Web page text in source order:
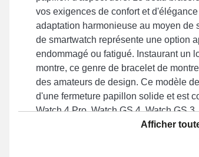
vos exigences de confort et
adaptation harmonieuse au moyen de
de smartwatch représente une option
endommagé ou fatigué. Instaurant un
montre, ce genre de bracelet de
des amateurs de design. Ce modèle
d'une fermeture papillon solide et est
Watch 4 Pro, Watch GS 4, Watch GS
beaucoup d'autres de la marque
parfaitement sur une variété de
Afficher